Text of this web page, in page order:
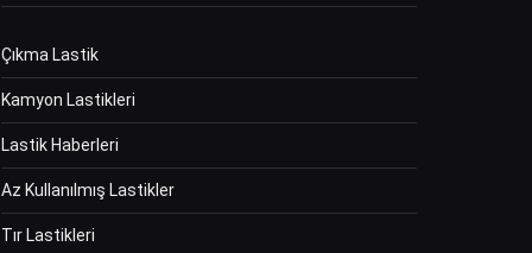
Çıkma Lastik
Kamyon Lastikleri
Lastik Haberleri
Az Kullanılmış Lastikler
Tır Lastikleri